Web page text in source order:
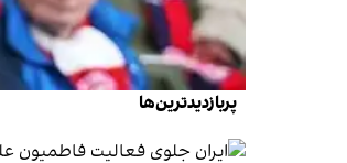
پربازدیدترین‌ها